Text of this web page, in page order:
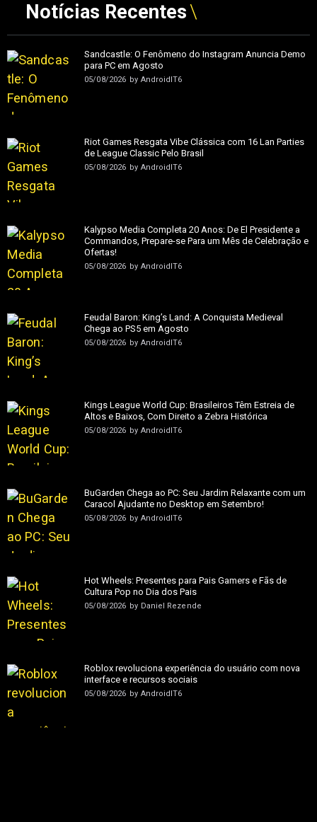
Notícias Recentes
Sandcastle: O Fenômeno do Instagram Anuncia Demo
para PC em Agosto
05/08/2026 by AndroidIT6
Riot Games Resgata Vibe Clássica com 16 Lan Parties
de League Classic Pelo Brasil
05/08/2026 by AndroidIT6
Kalypso Media Completa 20 Anos: De El Presidente a
Commandos, Prepare-se Para um Mês de Celebração e
Ofertas!
05/08/2026 by AndroidIT6
Feudal Baron: King’s Land: A Conquista Medieval
Chega ao PS5 em Agosto
05/08/2026 by AndroidIT6
Kings League World Cup: Brasileiros Têm Estreia de
Altos e Baixos, Com Direito a Zebra Histórica
05/08/2026 by AndroidIT6
BuGarden Chega ao PC: Seu Jardim Relaxante com um
Caracol Ajudante no Desktop em Setembro!
05/08/2026 by AndroidIT6
Hot Wheels: Presentes para Pais Gamers e Fãs de
Cultura Pop no Dia dos Pais
05/08/2026 by Daniel Rezende
Roblox revoluciona experiência do usuário com nova
interface e recursos sociais
05/08/2026 by AndroidIT6